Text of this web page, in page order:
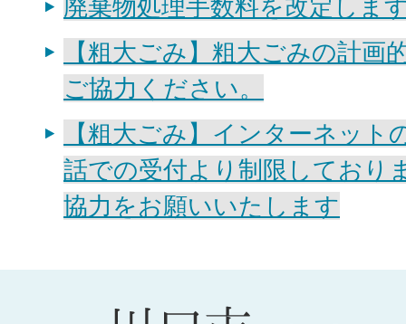
廃棄物処理手数料を改定しま
【粗大ごみ】粗大ごみの計画
ご協力ください。
【粗大ごみ】インターネット
話での受付より制限しており
協力をお願いいたします